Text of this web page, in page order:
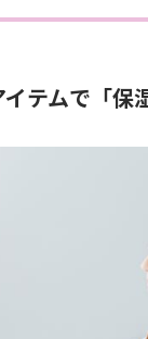
テムで「保